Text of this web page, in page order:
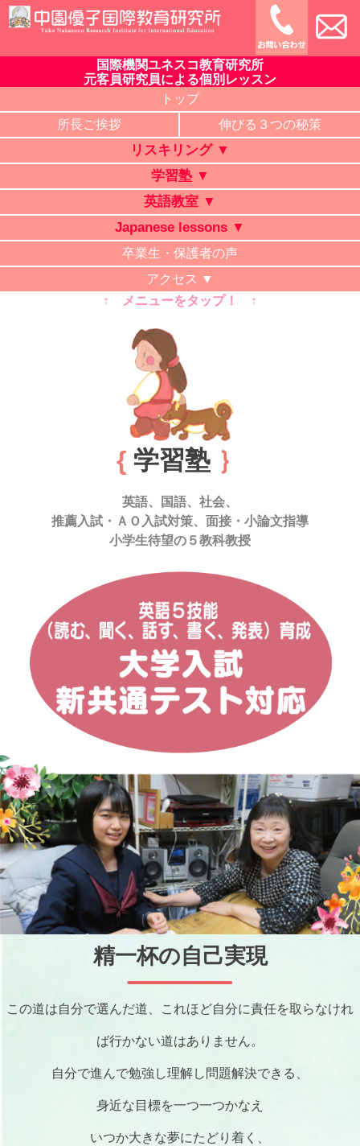
Skip
to
中園優子国際教育研究所
公式ホームページ、熊本県の山鹿・菊池・合志・植木で大評判
の英語教室・学習塾・日本語教室・タイ語教室・リスキリング
研修。中学・高校・大学受験に有利な英語を中心に「合格請負
人」と評判の講師が個別レッスン。ビジネス英語、企業研修。
オンライン授業、出張講義、家庭教師も対応。
国際機関ユネスコ教育研究所
元客員研究員による個別レッスン
トップ
所長ご挨拶
伸びる３つの秘策
リスキリング ▼
学習塾 ▼
英語教室 ▼
Japanese lessons ▼
卒業生・保護者の声
アクセス ▼
↑ メニューをタップ！ ↑
{ 学習塾 ｝
英語、国語、社会、
推薦入試・ＡＯ入試対策、面接・小論文指導
小学生待望の５教科教授
精一杯の自己実現
この道は自分で選んだ道、これほど自分に責任を取らなけれ
ば行かない道はありません。
自分で進んで勉強し理解し問題解決できる、
身近な目標を一つ一つかなえ
いつか大きな夢にたどり着く、